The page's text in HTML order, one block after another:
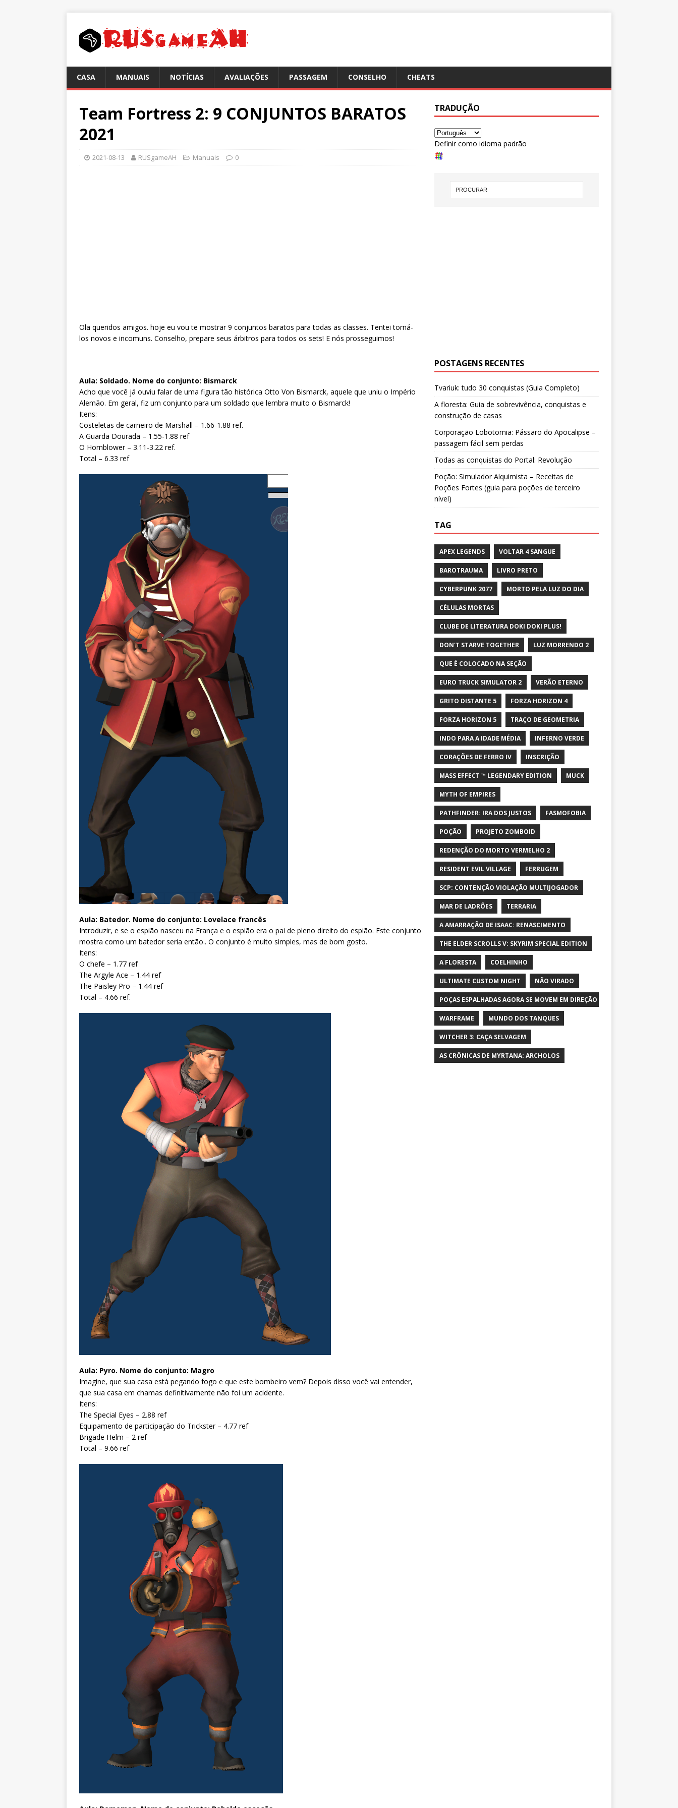
CASA MANUAIS NOTÍCIAS AVALIAÇÕES PASSAGEM CONSELHO CHEATS
Team Fortress 2: 9 CONJUNTOS BARATOS
2021
2021-08-13 RUSgameAH Manuais 0
Ola queridos amigos. hoje eu vou te mostrar 9 conjuntos baratos para todas as classes. Tentei torná-
los novos e incomuns. Conselho, prepare seus árbitros para todos os sets! E nós prosseguimos!
Aula: Soldado. Nome do conjunto: Bismarck
Acho que você já ouviu falar de uma figura tão histórica Otto Von Bismarck, aquele que uniu o Império
Alemão. Em geral, fiz um conjunto para um soldado que lembra muito o Bismarck!
Itens:
Costeletas de carneiro de Marshall – 1.66-1.88 ref.
A Guarda Dourada – 1.55-1.88 ref
O Hornblower – 3.11-3.22 ref.
Total – 6.33 ref
Aula: Batedor. Nome do conjunto: Lovelace francês
Introduzir, e se o espião nasceu na França e o espião era o pai de pleno direito do espião. Este conjunto
mostra como um batedor seria então.. O conjunto é muito simples, mas de bom gosto.
Itens:
O chefe – 1.77 ref
The Argyle Ace – 1.44 ref
The Paisley Pro – 1.44 ref
Total – 4.66 ref.
Aula: Pyro. Nome do conjunto: Magro
Imagine, que sua casa está pegando fogo e que este bombeiro vem? Depois disso você vai entender,
que sua casa em chamas definitivamente não foi um acidente.
Itens:
The Special Eyes – 2.88 ref
Equipamento de participação do Trickster – 4.77 ref
Brigade Helm – 2 ref
Total – 9.66 ref
TRADUÇÃO
Definir como idioma padrão
POSTAGENS RECENTES
Tvariuk: tudo 30 conquistas (Guia Completo)
A floresta: Guia de sobrevivência, conquistas e
construção de casas
Corporação Lobotomia: Pássaro do Apocalipse –
passagem fácil sem perdas
Todas as conquistas do Portal: Revolução
Poção: Simulador Alquimista – Receitas de
Poções Fortes (guia para poções de terceiro
nível)
TAG
APEX LEGENDS VOLTAR 4 SANGUE
BAROTRAUMA LIVRO PRETO
CYBERPUNK 2077 MORTO PELA LUZ DO DIA
CÉLULAS MORTAS
CLUBE DE LITERATURA DOKI DOKI PLUS!
DON'T STARVE TOGETHER LUZ MORRENDO 2
QUE É COLOCADO NA SEÇÃO
EURO TRUCK SIMULATOR 2 VERÃO ETERNO
GRITO DISTANTE 5 FORZA HORIZON 4
FORZA HORIZON 5 TRAÇO DE GEOMETRIA
INDO PARA A IDADE MÉDIA INFERNO VERDE
CORAÇÕES DE FERRO IV INSCRIÇÃO
MASS EFFECT ™ LEGENDARY EDITION MUCK
MYTH OF EMPIRES
PATHFINDER: IRA DOS JUSTOS FASMOFOBIA
POÇÃO PROJETO ZOMBOID
REDENÇÃO DO MORTO VERMELHO 2
RESIDENT EVIL VILLAGE FERRUGEM
SCP: CONTENÇÃO VIOLAÇÃO MULTIJOGADOR
MAR DE LADRÕES TERRARIA
A AMARRAÇÃO DE ISAAC: RENASCIMENTO
THE ELDER SCROLLS V: SKYRIM SPECIAL EDITION
A FLORESTA COELHINHO
ULTIMATE CUSTOM NIGHT NÃO VIRADO
POÇAS ESPALHADAS AGORA SE MOVEM EM DIREÇÃO AO PERSONAGEM E
WARFRAME MUNDO DOS TANQUES
WITCHER 3: CAÇA SELVAGEM
AS CRÔNICAS DE MYRTANA: ARCHOLOS